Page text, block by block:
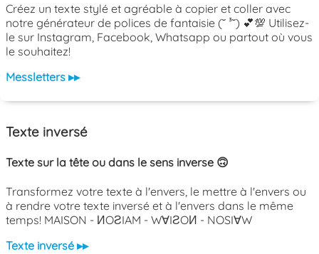
Créez un texte stylé et agréable à copier et coller avec
notre générateur de polices de fantaisie (˘ ³˘) 💕💯 Utilisez-
le sur Instagram, Facebook, Whatsapp ou partout où vous
le souhaitez!
Messletters ▸▸
Texte inversé
Texte sur la tête ou dans le sens inverse 🙃
Transformez votre texte à l'envers, le mettre à l'envers ou
à rendre votre texte inversé et à l'envers dans le même
temps! MAISON - ИOƧIAM - W∀IƧOИ - NOSI∀W
Texte inversé ▸▸